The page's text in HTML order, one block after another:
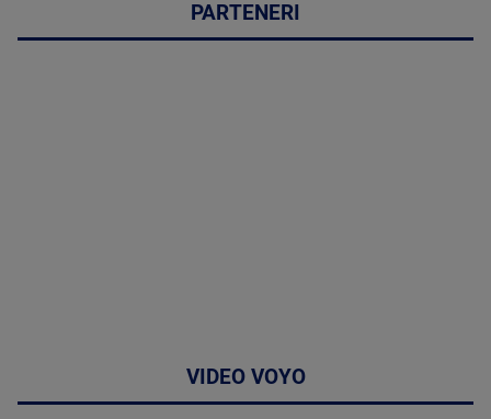
PARTENERI
VIDEO VOYO